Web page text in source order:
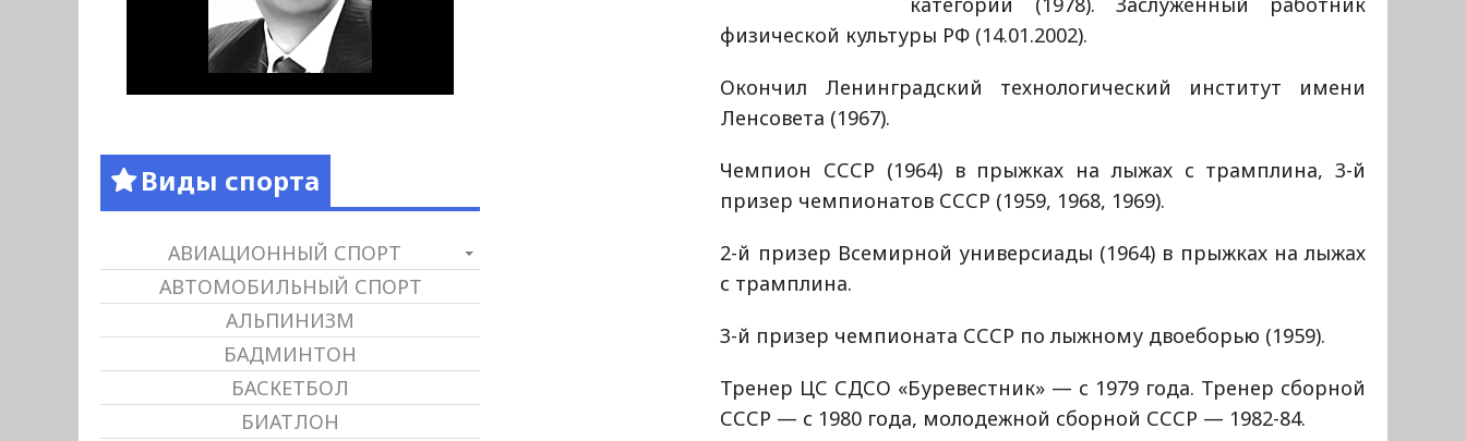
физической культуры РФ (14.01.2002).
Окончил Ленинградский технологический институт имени
Ленсовета (1967).
Чемпион СССР (1964) в прыжках на лыжах с трамплина, 3-й
призер чемпионатов СССР (1959, 1968, 1969).
2-й призер Всемирной универсиады (1964) в прыжках на лыжах
с трамплина.
3-й призер чемпионата СССР по лыжному двоеборью (1959).
Тренер ЦС СДСО «Буревестник» — с 1979 года. Тренер сборной
СССР — с 1980 года, молодежной сборной СССР — 1982-84.
Виды спорта
АВИАЦИОННЫЙ СПОРТ
АВТОМОБИЛЬНЫЙ СПОРТ
АЛЬПИНИЗМ
БАДМИНТОН
БАСКЕТБОЛ
БИАТЛОН